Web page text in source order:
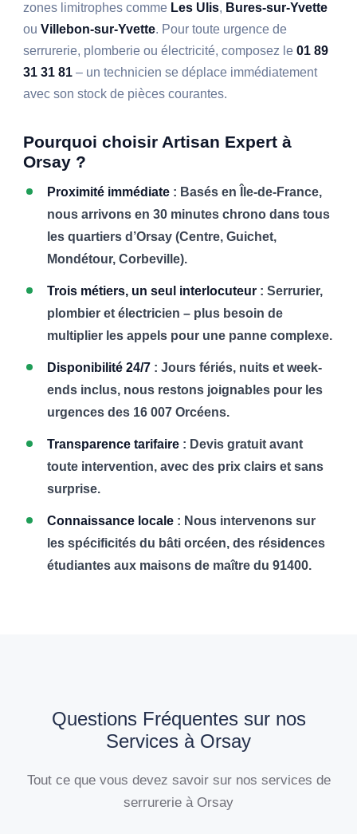
zones limitrophes comme Les Ulis, Bures-sur-Yvette
ouVillebon-sur-Yvette. Pour toute urgence de
serrurerie, plomberie ou électricité, composez le01 89
31 31 81 – un technicien se déplace immédiatement
avec son stock de pièces courantes.
Pourquoi choisir Artisan Expert à
Orsay ?
Proximité immédiate : Basés en Île-de-France,
nous arrivons en 30 minutes chrono dans tous
les quartiers d’Orsay (Centre, Guichet,
Mondétour, Corbeville).
Trois métiers, un seul interlocuteur : Serrurier,
plombier et électricien – plus besoin de
multiplier les appels pour une panne complexe.
Disponibilité 24/7 : Jours fériés, nuits et week-
ends inclus, nous restons joignables pour les
urgences des 16 007 Orcéens.
Transparence tarifaire : Devis gratuit avant
toute intervention, avec des prix clairs et sans
surprise.
Connaissance locale : Nous intervenons sur
les spécificités du bâti orcéen, des résidences
étudiantes aux maisons de maître du 91400.
Questions Fréquentes sur nos
Services à Orsay
Tout ce que vous devez savoir sur nos services de
serrurerie à Orsay